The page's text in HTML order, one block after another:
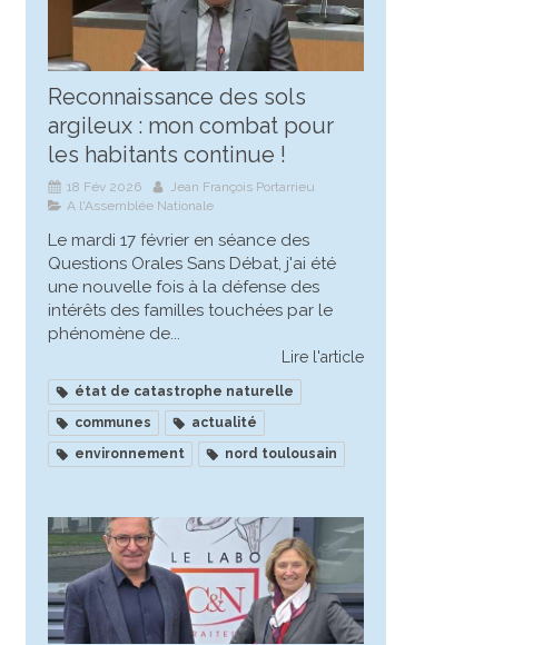
Reconnaissance des sols
argileux : mon combat pour
les habitants continue !
18 Fév 2026
Jean François Portarrieu
A l'Assemblée Nationale
Le mardi 17 février en séance des
Questions Orales Sans Débat, j'ai été
une nouvelle fois à la défense des
intérêts des familles touchées par le
phénomène de...
Lire l'article
état de catastrophe naturelle
communes
actualité
environnement
nord toulousain